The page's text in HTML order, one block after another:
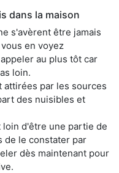
dans la maison
s'avèrent être jamais
en voyez
au plus tôt car
loin.
attirées par les sources
des nuisibles et
loin d'être une partie de
de le constater par
dès maintenant pour